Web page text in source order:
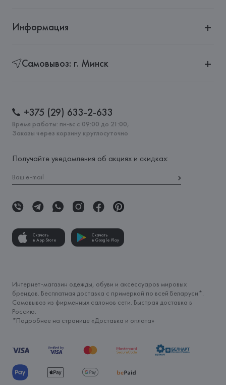
Информация
Самовывоз: г. Минск
+375 (29) 633-2-633
Время работы: пн-вс с 09:00 до 21:00,
Заказы через корзину круглосуточно
Получайте уведомления об акциях и скидках:
Скачать
в App Store
Скачать
в Google Play
Интернет-магазин одежды, обуви и аксессуаров мировых
брендов. Бесплатная доставка с примеркой по всей Беларуси*.
Самовывоз из фирменных салонов сети. Быстрая доставка в
Россию.
*Подробнее на странице «Доставка и оплата»